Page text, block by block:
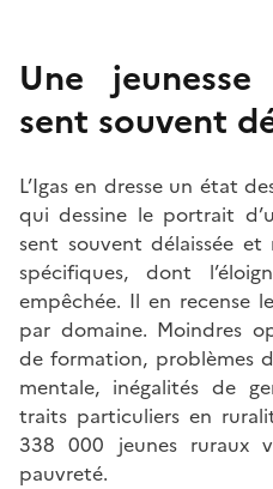
Une
sent souvent
L’Igas en dresse un état
qui dessine le portrait
sent souvent délaissée
spécifiques, dont
empêchée. Il en recense
par domaine. Moindres
de formation, problèmes
mentale, inégalités de
traits particuliers en
338 000 jeunes ruraux
pauvreté.